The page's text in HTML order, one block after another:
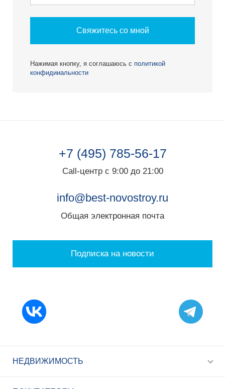
Свяжитесь со мной
Нажимая кнопку, я соглашаюсь с политикой
конфидииальности
+7 (495) 785-56-17
Call-центр с 9:00 до 21:00
info@best-novostroy.ru
Общая электронная почта
Подписка на новости
НЕДВИЖИМОСТЬ